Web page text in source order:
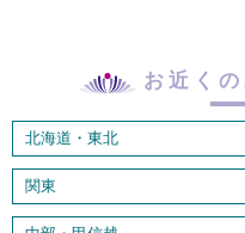
お近く
北海道・東北
関東